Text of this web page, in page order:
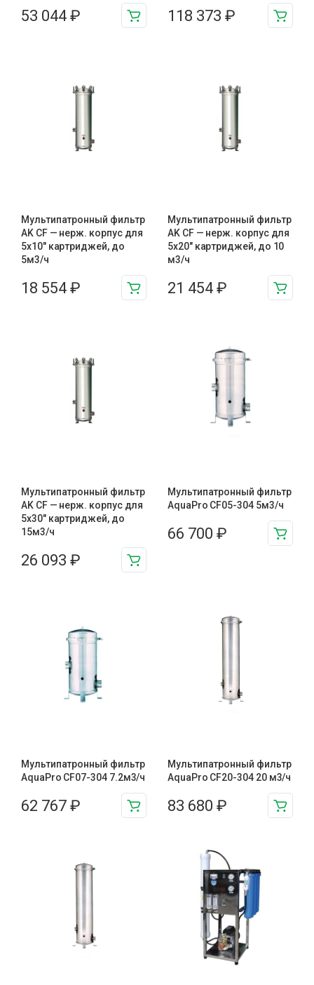
53 044 ₽ 118 373 ₽
Мультипатронный фильтр
AK CF — нерж. корпус для
5х10″ картриджей, до
5м3/ч
18 554 ₽
Мультипатронный фильтр
AK CF — нерж. корпус для
5х20″ картриджей, до 10
м3/ч
21 454 ₽
Мультипатронный фильтр
AK CF — нерж. корпус для
5х30″ картриджей, до
15м3/ч
26 093 ₽
Мультипатронный фильтр
AquaPro CF05-304 5м3/ч
66 700 ₽
Мультипатронный фильтр
AquaPro CF07-304 7.2м3/ч
62 767 ₽
Мультипатронный фильтр
AquaPro CF20-304 20 м3/ч
83 680 ₽